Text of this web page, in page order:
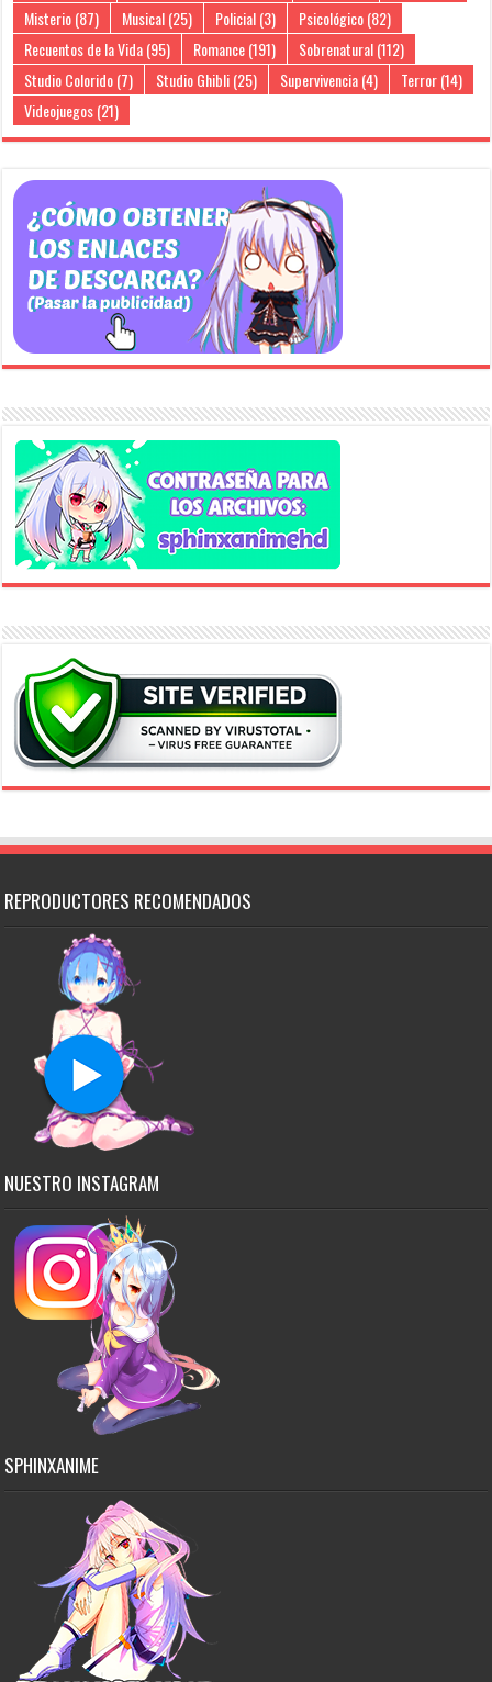
Misterio(87) Musical(25) Policial(3) Psicológico(82)
Recuentos de la Vida(95) Romance(191) Sobrenatural(112)
Studio Colorido(7) Studio Ghibli(25) Supervivencia(4) Terror(14)
Videojuegos(21)
REPRODUCTORES RECOMENDADOS
NUESTRO INSTAGRAM
SPHINXANIME